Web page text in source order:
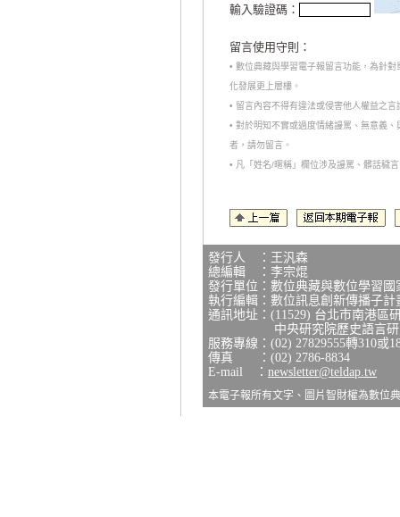
輸入驗證碼：
留言使用守則：
• 數位典藏與學習電子報留言功能，為針
化發展更上層樓。
• 留言內容不得有違法或侵害他人權益之
• 對於明知不實或過度情緒謾罵、無意義
者，請勿留言。
• 凡「姓名/暱稱」欄位涉及謾罵、髒話穢
發行人 ：王汎森
總編輯 ：李宗焜
發行單位：數位典藏與數位學習
執行編輯：數位訊息創新傳播子計
通訊地址：(11529) 台北市南港區
中央研究院歷史語言研究
服務專線：(02) 27829555轉310或
傳真 ：(02) 2786-8834
E-mail ： newsletter@teldap.tw
本電子報所有文字、圖片智財權為數位